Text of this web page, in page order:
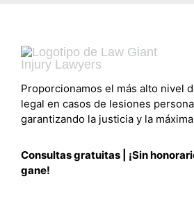
Proporcionamos el más alto nivel
legal en casos de lesiones
garantizando la justicia y la
Consultas gratuitas | ¡Sin
gane!